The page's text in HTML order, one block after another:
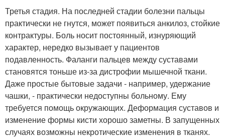
Третья стадия. На последней стадии болезни пальцы
практически не гнутся, может появиться анкилоз, стойкие
контрактуры. Боль носит постоянный, изнуряющий
характер, нередко вызывает у пациентов
подавленность. Фаланги пальцев между суставами
становятся тоньше из-за дистрофии мышечной ткани.
Даже простые бытовые задачи - например, удержание
чашки, - практически недоступны больному. Ему
требуется помощь окружающих. Деформация суставов и
изменение формы кисти хорошо заметны. В запущенных
случаях возможны некротические изменения в тканях.